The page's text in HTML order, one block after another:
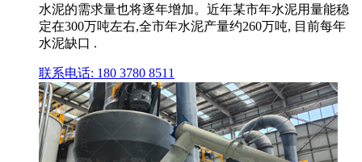
水泥的需求量也将逐年增加。近年某市年水泥用量能稳
定在300万吨左右,全市年水泥产量约260万吨, 目前每年
水泥缺口 .
联系电话: 180 3780 8511